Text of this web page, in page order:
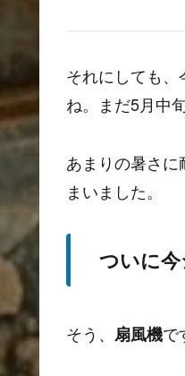
それにしても
ね。まだ5月中
あまりの暑さ
まいました。
ついに今
そう、 扇風機で